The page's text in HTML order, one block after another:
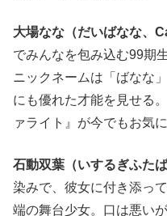
大場なな（だいばなな、
でみんなを包み込む99期
ニックネームは「ばなな
にも優れた才能を見せる
ァライト』が今でもお気に
石動双葉（いするぎふた
染みで、彼女に付き添っ
端の舞台少女。口は悪い